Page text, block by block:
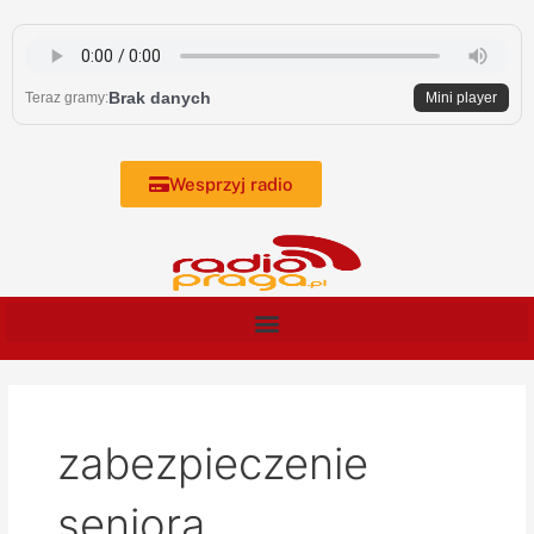
content
Teraz gramy:Brak danych Mini player
Wesprzyj radio
zabezpieczenie